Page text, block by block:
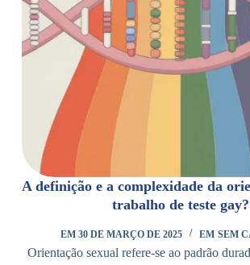
A definição e a complexidade da
trabalho de teste gay?
EM 30 DE MARÇO DE 2025 EM SEM
Orientação sexual refere-se ao padrão